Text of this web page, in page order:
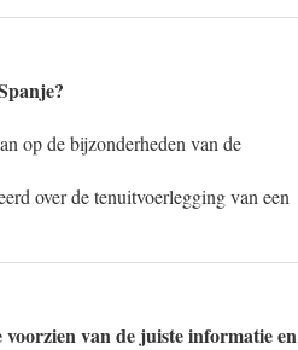
op de bijzonderheden van de
over de tenuitvoerlegging van een
van de juiste informatie en